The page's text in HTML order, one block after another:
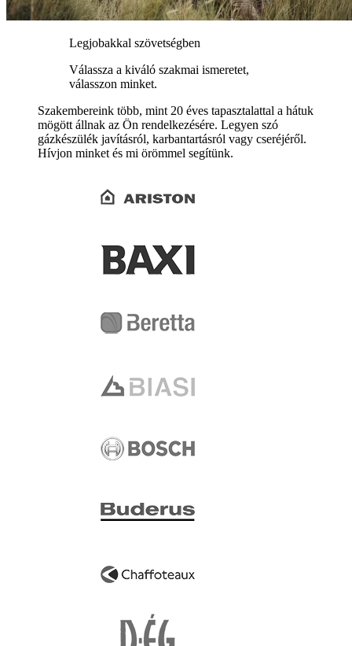
Legjobakkal szövetségben
Válassza a kiváló szakmai ismeretet,
válasszon minket.
Szakembereink több, mint 20 éves tapasztalattal a hátuk
mögött állnak az Ön rendelkezésére. Legyen szó
gázkészülék javításról, karbantartásról vagy cseréjéről.
Hívjon minket és mi örömmel segítünk.